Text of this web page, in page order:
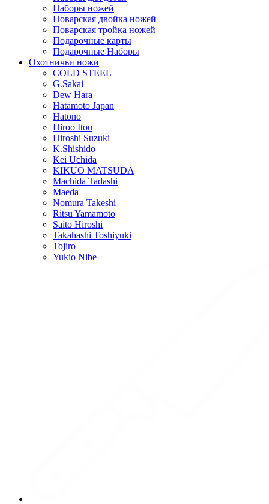
Наборы ножей
Поварская двойка ножей
Поварская тройка ножей
Подарочные карты
Подарочные Наборы
Охотничьи ножи
COLD STEEL
G.Sakai
Dew Hara
Hatamoto Japan
Hatono
Hiroo Itou
Hiroshi Suzuki
K.Shishido
Kei Uchida
KIKUO MATSUDA
Machida Tadashi
Maeda
Nomura Takeshi
Ritsu Yamamoto
Saito Hiroshi
Takahashi Toshiyuki
Tojiro
Yukio Nibe